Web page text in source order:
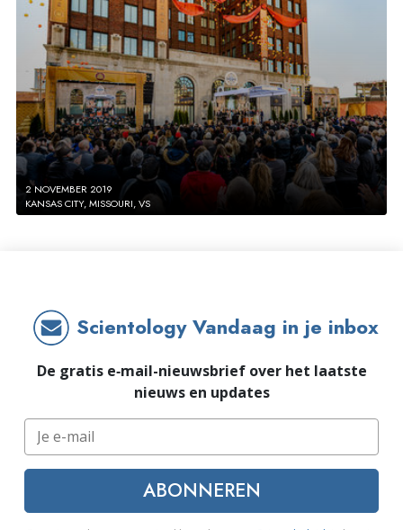
2 NOVEMBER 2019
KANSAS CITY, MISSOURI, VS
Scientology Vandaag in je inbox
De gratis e‑mail-nieuwsbrief over het laatste
nieuws en updates
ABONNEREN